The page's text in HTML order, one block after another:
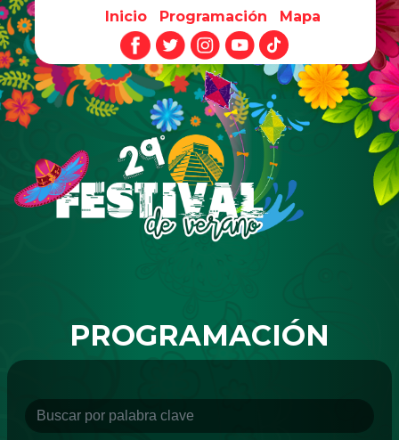
Pasar al contenido principal
Inicio Programación Mapa
PROGRAMACIÓN